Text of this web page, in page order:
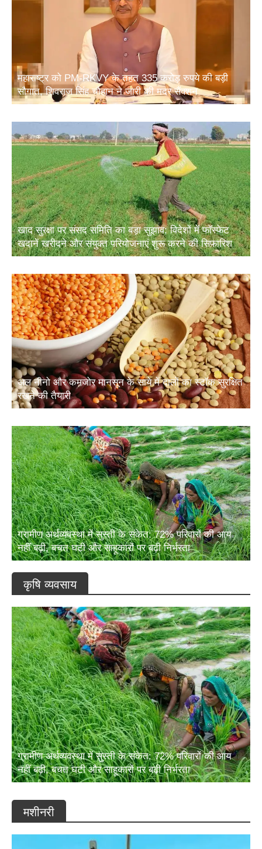
महाराष्ट्र को PM-RKVY के तहत 335 करोड़ रुपये की बड़ी
सौगात, शिवराज सिंह चौहान ने जारी की मदर सैंक्शन
खाद सुरक्षा पर संसद समिति का बड़ा सुझाव: विदेशों में फॉस्फेट
खदानें खरीदने और संयुक्त परियोजनाएं शुरू करने की सिफारिश
अल नीनो और कमजोर मानसून के साये में दालों का स्टॉक सुरक्षित
रखने की तैयारी
ग्रामीण अर्थव्यवस्था में सुस्ती के संकेत: 72% परिवारों की आय
नहीं बढ़ी, बचत घटी और साहूकारों पर बढ़ी निर्भरता
कृषि व्यवसाय
ग्रामीण अर्थव्यवस्था में सुस्ती के संकेत: 72% परिवारों की आय
नहीं बढ़ी, बचत घटी और साहूकारों पर बढ़ी निर्भरता
मशीनरी